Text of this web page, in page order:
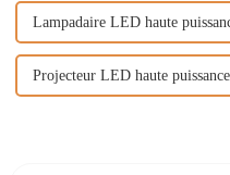
Lampadaire LED haute
Projecteur LED haute puissance